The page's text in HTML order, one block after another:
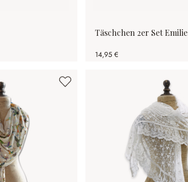
Täschchen 2er Set Emilie
14,95 €